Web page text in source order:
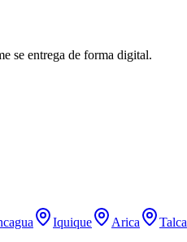
se entrega de forma digital.
Iquique Arica Talca